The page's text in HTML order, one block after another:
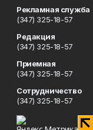
Рекламная служба
(347) 325-18-57
Редакция
(347) 325-18-57
Приемная
(347) 325-18-57
Сотрудничество
(347) 325-18-57